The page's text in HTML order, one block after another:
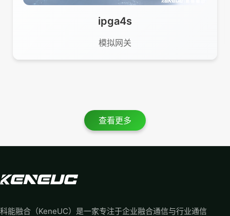
ipga4s
模拟网关
查看更多
科能融合（KeneUC）是一家专注于企业融合通信与行业通信